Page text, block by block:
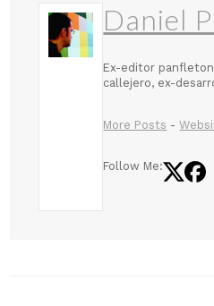
Daniel
Ex-editor
callejero, ex-
More Posts -
Follow Me: